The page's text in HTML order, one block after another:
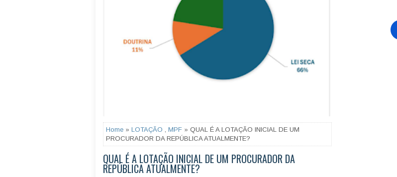
Home » LOTAÇÃO , MPF » QUAL É A LOTAÇÃO INICIAL DE UM
PROCURADOR DA REPÚBLICA ATUALMENTE?
QUAL É A LOTAÇÃO INICIAL DE UM PROCURADOR DA
REPÚBLICA ATUALMENTE?